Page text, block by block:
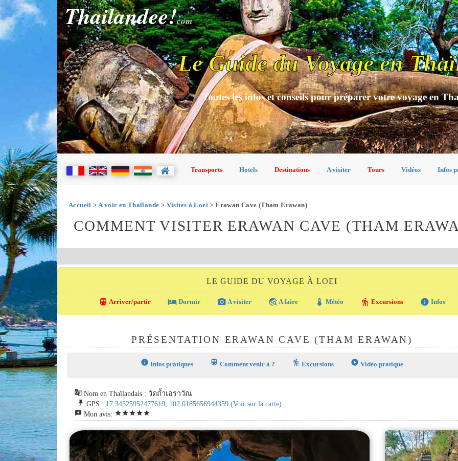
Thailandee!com
Le Guide du Voyage en
Toutes les infos et conseils pour préparer votre voyage en
Transports Hotels Destinations A visiter Tours Vidéos Infos
Accueil > A voir en Thaïlande > Visites à Loei > Erawan Cave (Tham Erawan)
COMMENT VISITER ERAWAN CAVE (THAM
LE GUIDE DU VOYAGE À LOEI
directions_transit Arriver/partir local_hotel Dormir photo_camera A visiter travel_explore A faire thermostat Météo hiking Excursions info Infos
PRÉSENTATION ERAWAN CAVE (THAM ERAWAN)
info Infos pratiques train Comment venir à ? hiking Excursions play_circle Vidéo pratique
g_translate Nom en Thaïlandais : วัดถ้ำเอราวัณ
push_pin GPS : 17.34525952477619, 102.0185656944359 (Voir sur la carte)
reviews Mon avis: starstarstarstarstar